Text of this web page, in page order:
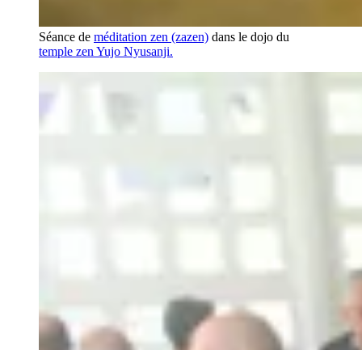
Séance de méditation zen (zazen) dans le dojo du
temple zen Yujo Nyusanji.